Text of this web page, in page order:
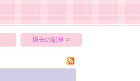
過去の記事 >